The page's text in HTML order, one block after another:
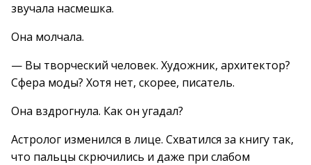
звучала насмешка.
Она молчала.
— Вы творческий человек. Художник, архитектор?
Сфера моды? Хотя нет, скорее, писатель.
Она вздрогнула. Как он угадал?
Астролог изменился в лице. Схватился за книгу так,
что пальцы скрючились и даже при слабом